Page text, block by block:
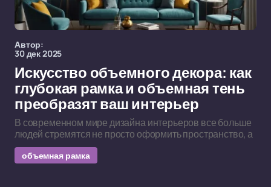
Автор:
30 дек 2025
Искусство объемного декора: как
глубокая рамка и объемная тень
преобразят ваш интерьер
В современном мире дизайна интерьеров все больше
людей стремятся не просто оформить пространство, а
объемная рамка